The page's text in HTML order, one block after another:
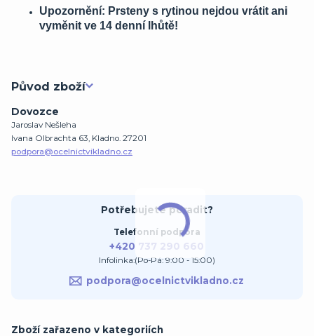
Upozornění: Prsteny s rytinou nejdou vrátit ani
vyměnit ve 14 denní lhůtě!
Původ zboží
Dovozce
Jaroslav Nešleha
Ivana Olbrachta 63, Kladno. 27201
podpora@ocelnictvikladno.cz
Potřebujete poradit?
Telefonní podpora
+420 737 290 660
Infolinka:(Po-Pá: 9:00 - 15:00)
podpora@ocelnictvikladno.cz
Zboží zařazeno v kategoriích